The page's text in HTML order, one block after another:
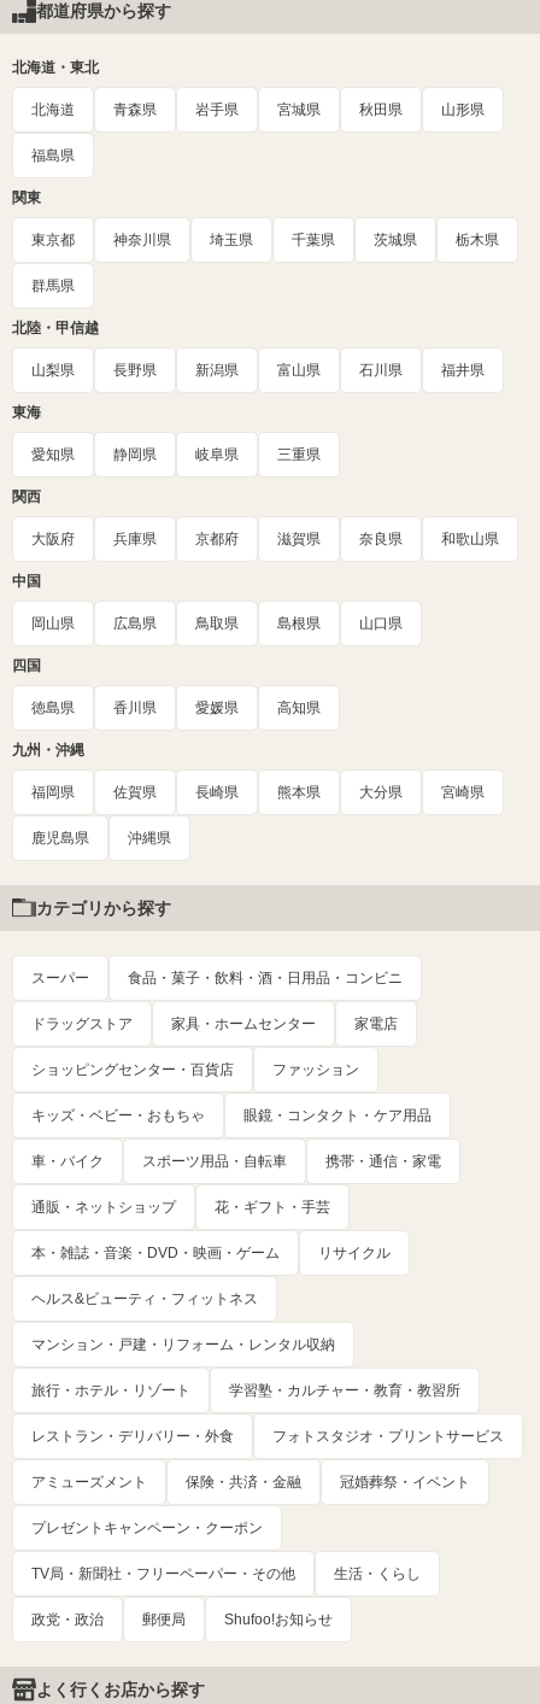
都道府県から探す
北海道・東北
北海道 青森県 岩手県 宮城県 秋田県 山形県
福島県
関東
東京都 神奈川県 埼玉県 千葉県 茨城県 栃木県
群馬県
北陸・甲信越
山梨県 長野県 新潟県 富山県 石川県 福井県
東海
愛知県 静岡県 岐阜県 三重県
関西
大阪府 兵庫県 京都府 滋賀県 奈良県 和歌山県
中国
岡山県 広島県 鳥取県 島根県 山口県
四国
徳島県 香川県 愛媛県 高知県
九州・沖縄
福岡県 佐賀県 長崎県 熊本県 大分県 宮崎県
鹿児島県 沖縄県
カテゴリから探す
スーパー 食品・菓子・飲料・酒・日用品・コンビニ
ドラッグストア 家具・ホームセンター 家電店
ショッピングセンター・百貨店 ファッション
キッズ・ベビー・おもちゃ 眼鏡・コンタクト・ケア用品
車・バイク スポーツ用品・自転車 携帯・通信・家電
通販・ネットショップ 花・ギフト・手芸
本・雑誌・音楽・DVD・映画・ゲーム リサイクル
ヘルス&ビューティ・フィットネス
マンション・戸建・リフォーム・レンタル収納
旅行・ホテル・リゾート 学習塾・カルチャー・教育・教習所
レストラン・デリバリー・外食 フォトスタジオ・プリントサービス
アミューズメント 保険・共済・金融 冠婚葬祭・イベント
プレゼントキャンペーン・クーポン
TV局・新聞社・フリーペーパー・その他 生活・くらし
政党・政治 郵便局 Shufoo!お知らせ
よく行くお店から探す